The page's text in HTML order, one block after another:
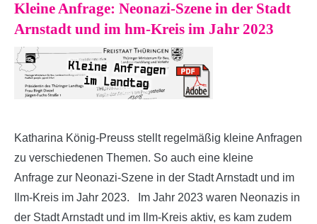
Kleine Anfrage: Neonazi-Szene in der Stadt
Arnstadt und im hm-Kreis im Jahr 2023
Katharina König-Preuss stellt regelmäßig kleine Anfragen
zu verschiedenen Themen. So auch eine kleine
Anfrage zur Neonazi-Szene in der Stadt Arnstadt und im
Ilm-Kreis im Jahr 2023. Im Jahr 2023 waren Neonazis in
der Stadt Arnstadt und im Ilm-Kreis aktiv, es kam zudem